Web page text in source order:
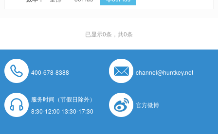
已显示0条，共0条
400-678-8388 channel@huntkey.net
服务时间（节假日除外）
8:30-12:00 13:30-17:30
官方微博